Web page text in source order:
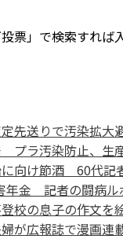
票」で検索すれば
先送りで汚染拡大
プラ汚染防止、生
向け節酒 60代記
年金 記者の闘病ル
校の息子の作文を
が広報誌で漫画連